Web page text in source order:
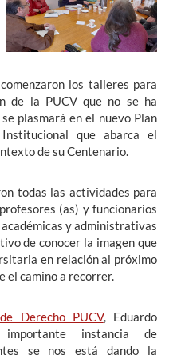
los talleres para
de la PUCV que no se ha
plasmará en el nuevo Plan
que abarca el
de su Centenario.
todas las actividades para
(as) y funcionarios
y administrativas
de conocer la imagen que
en relación al próximo
el camino a recorrer.
Derecho PUCV, Eduardo
instancia de
se nos está dando la